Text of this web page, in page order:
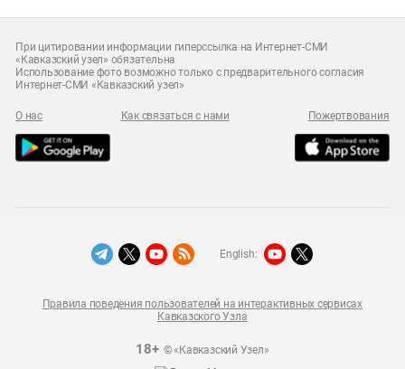
При цитировании информации гиперссылка на Интернет-СМИ
«Кавказский узел» обязательна
Использование фото возможно только с предварительного согласия
Интернет-СМИ «Кавказский узел»
О нас Как связаться с нами Пожертвования
18+© «Кавказский Узел»
Правила поведения пользователей на интерактивных сервисах
Кавказского Узла
English: